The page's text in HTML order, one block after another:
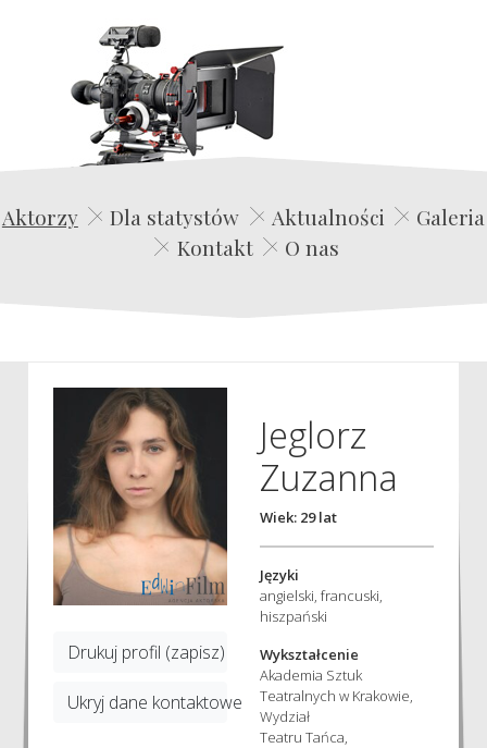
Edwin Film Agencja Aktorska
Aktorzy Dla statystów Aktualności
Galeria
Kontakt
O nas
Drukuj profil (zapisz)
Ukryj dane kontaktowe
Jeglorz
Zuzanna
Wiek: 29 lat
Języki
angielski, francuski,
hiszpański
Wykształcenie
Akademia Sztuk
Teatralnych w Krakowie,
Wydział
Teatru Tańca,